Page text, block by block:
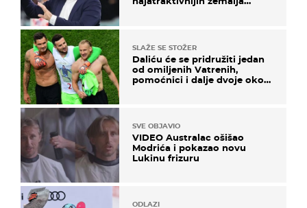
SLAŽE SE STOŽER
Daliću će se pridružiti jedan
od omiljenih Vatrenih,
pomoćnici i dalje dvoje oko
SVE OBJAVIO
VIDEO Australac ošišao
Modrića i pokazao novu
Lukinu frizuru
ODLAZI